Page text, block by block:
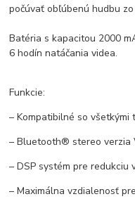
počúvať obľúbenú hudbu
Batéria s kapacitou 2000
6 hodín natáčania videa.
Funkcie:
– Kompatibilné so všetkými
– Bluetooth® stereo verzia
– DSP systém pre redukciu
– Maximálna vzdialenosť